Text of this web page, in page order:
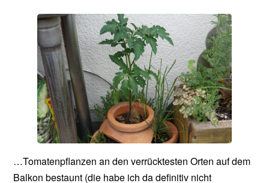
…Tomatenpflanzen an den verrücktesten Orten auf dem
Balkon bestaunt (die habe ich da definitiv nicht